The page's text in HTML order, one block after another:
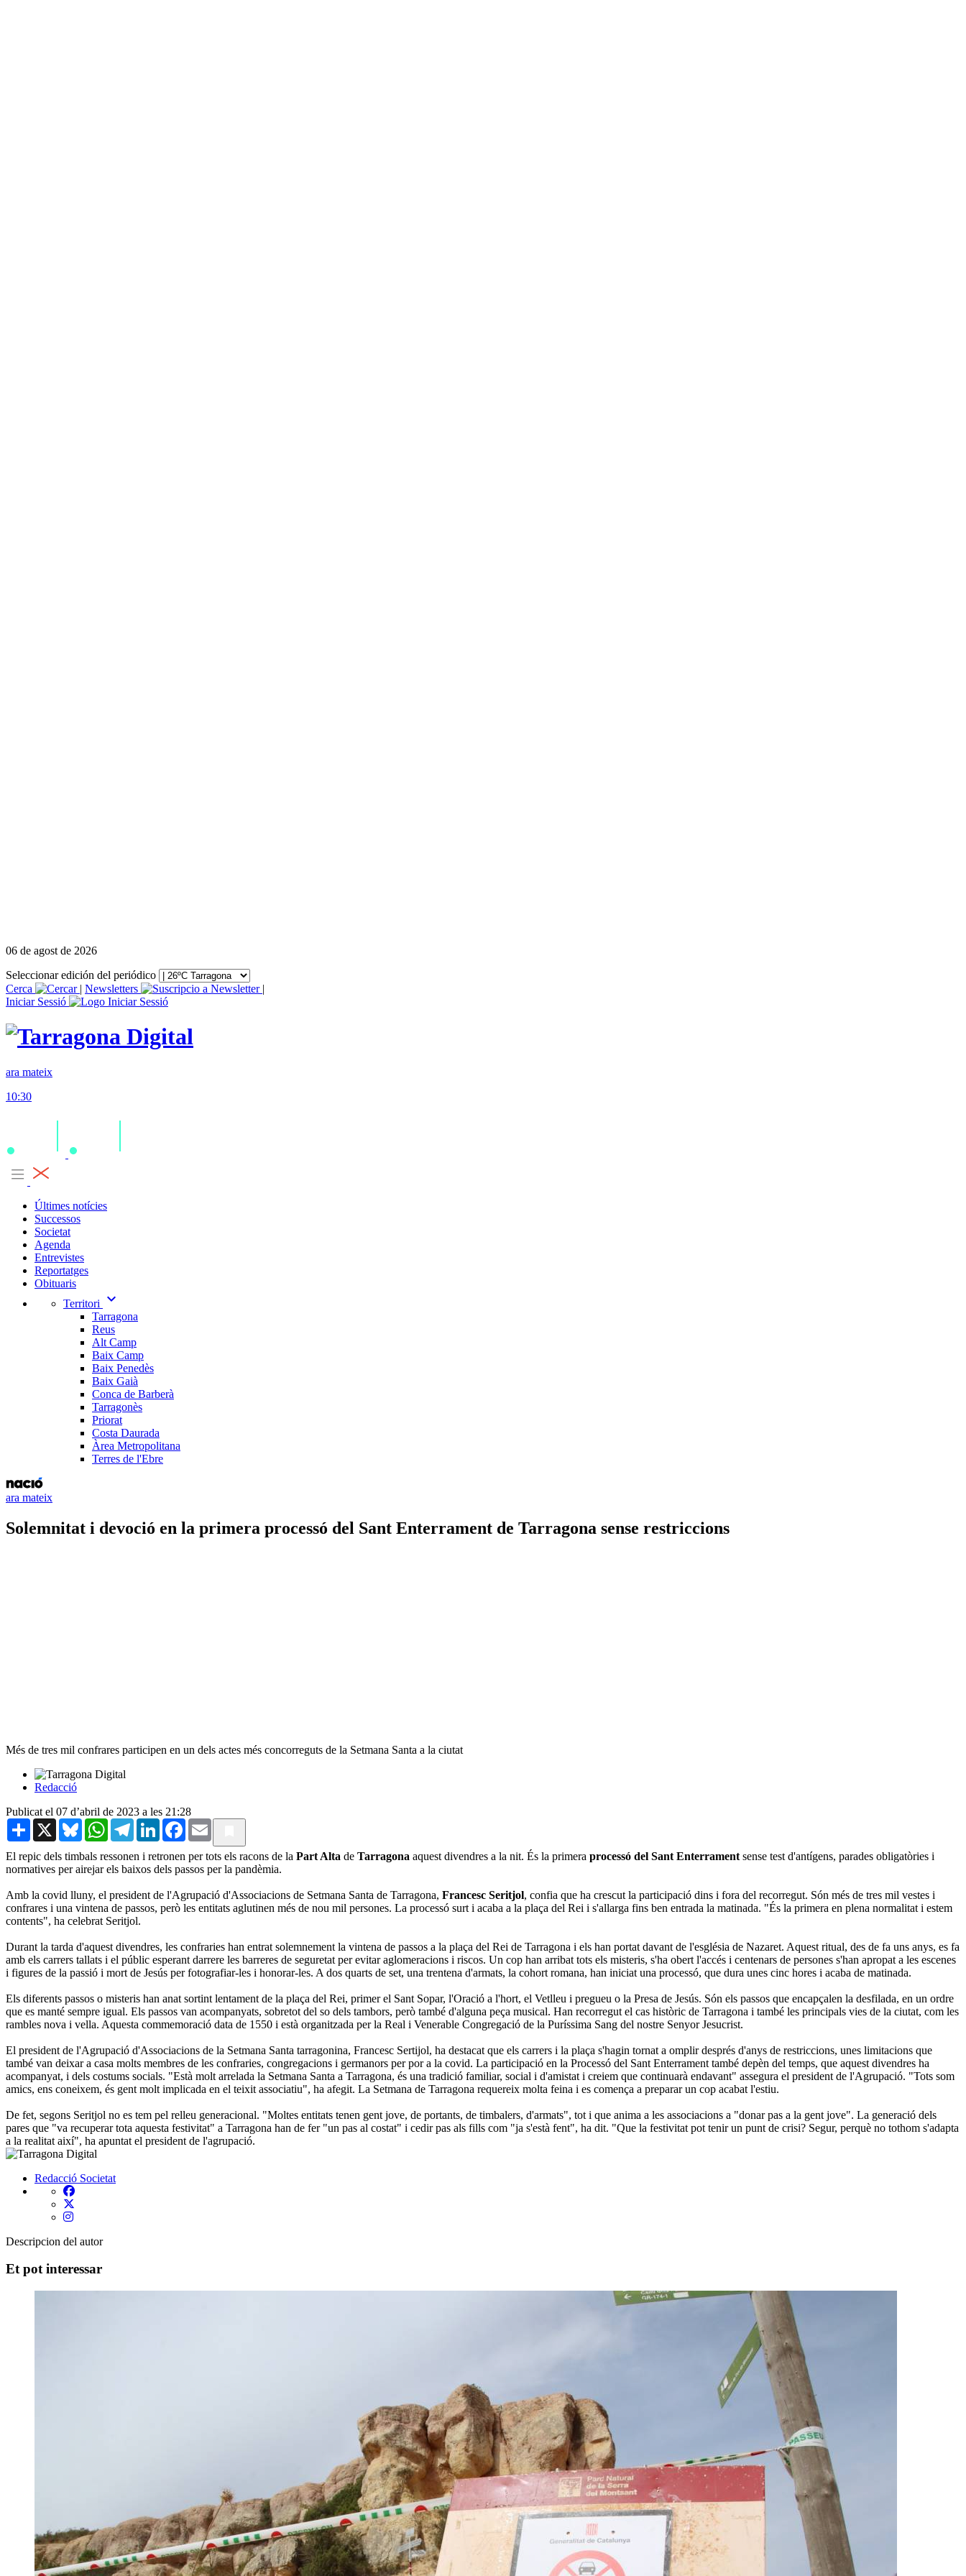
06 de agost de 2026
Seleccionar edición del periódico
Cerca
| Newsletters
|
Iniciar Sessió
ara mateix
10:30
Últimes notícies
Successos
Societat
Agenda
Entrevistes
Reportatges
Obituaris
Territori
expand_more
Tarragona
Reus
Alt Camp
Baix Camp
Baix Penedès
Baix Gaià
Conca de Barberà
Tarragonès
Priorat
Costa Daurada
Àrea Metropolitana
Terres de l'Ebre
ara mateix
Solemnitat i devoció en la primera processó del Sant Enterrament de Tarragona sense restriccions
Més de tres mil confrares participen en un dels actes més concorreguts de la Setmana Santa a la ciutat
Redacció
Publicat el 07 d’abril de 2023 a les 21:28
Share X BlueskyWhatsAppTelegramLinkedInFacebook
Email
El repic dels timbals ressonen i retronen per tots els racons de la Part Alta de Tarragona aquest divendres a la nit. És la primera processó del Sant Enterrament sense test d'antígens, parades obligatòries i
normatives per airejar els baixos dels passos per la pandèmia.
Amb la covid lluny, el president de l'Agrupació d'Associacions de Setmana Santa de Tarragona, Francesc Seritjol, confia que ha crescut la participació dins i fora del recorregut. Són més de tres mil vestes i
confrares i una vintena de passos, però les entitats aglutinen més de nou mil persones. La processó surt i acaba a la plaça del Rei i s'allarga fins ben entrada la matinada. "És la primera en plena normalitat i estem
contents", ha celebrat Seritjol.
Durant la tarda d'aquest divendres, les confraries han entrat solemnement la vintena de passos a la plaça del Rei de Tarragona i els han portat davant de l'església de Nazaret. Aquest ritual, des de fa uns anys, es fa
amb els carrers tallats i el públic esperant darrere les barreres de seguretat per evitar aglomeracions i riscos. Un cop han arribat tots els misteris, s'ha obert l'accés i centenars de persones s'han apropat a les escenes
i figures de la passió i mort de Jesús per fotografiar-les i honorar-les. A dos quarts de set, una trentena d'armats, la cohort romana, han iniciat una processó, que dura unes cinc hores i acaba de matinada.
Els diferents passos o misteris han anat sortint lentament de la plaça del Rei, primer el Sant Sopar, l'Oració a l'hort, el Vetlleu i pregueu o la Presa de Jesús. Són els passos que encapçalen la desfilada, en un ordre
que es manté sempre igual. Els passos van acompanyats, sobretot del so dels tambors, però també d'alguna peça musical. Han recorregut el cas històric de Tarragona i també les principals vies de la ciutat, com les
rambles nova i vella. Aquesta commemoració data de 1550 i està organitzada per la Real i Venerable Congregació de la Puríssima Sang del nostre Senyor Jesucrist.
El president de l'Agrupació d'Associacions de la Setmana Santa tarragonina, Francesc Sertijol, ha destacat que els carrers i la plaça s'hagin tornat a omplir després d'anys de restriccions, unes limitacions que
també van deixar a casa molts membres de les confraries, congregacions i germanors per por a la covid. La participació en la Processó del Sant Enterrament també depèn del temps, que aquest divendres ha
acompanyat, i dels costums socials. "Està molt arrelada la Setmana Santa a Tarragona, és una tradició familiar, social i d'amistat i creiem que continuarà endavant" assegura el president de l'Agrupació. "Tots som
amics, ens coneixem, és gent molt implicada en el teixit associatiu", ha afegit. La Setmana de Tarragona requereix molta feina i es comença a preparar un cop acabat l'estiu.
De fet, segons Seritjol no es tem pel relleu generacional. "Moltes entitats tenen gent jove, de portants, de timbalers, d'armats", tot i que anima a les associacions a "donar pas a la gent jove". La generació dels
pares que "va recuperar tota aquesta festivitat" a Tarragona han de fer "un pas al costat" i cedir pas als fills com "ja s'està fent", ha dit. "Que la festivitat pot tenir un punt de crisi? Segur, perquè no tothom s'adapta
a la realitat així", ha apuntat el president de l'agrupació.
Redacció Societat
Descripcion del autor
Et pot interessar